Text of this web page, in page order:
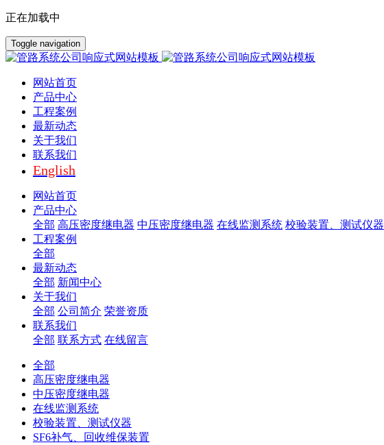
正在加载中
Toggle navigation
网站首页
产品中心
工程案例
最新动态
关于我们
联系我们
English
网站首页
产品中心
全部 高压密度继电器 中压密度继电器 在线监测系统 校验装置、测试仪器
工程案例
全部
最新动态
全部 新闻中心
关于我们
全部 公司简介 荣誉资质
联系我们
全部 联系方式 在线留言
全部
高压密度继电器
中压密度继电器
在线监测系统
校验装置、测试仪器
SF6补气、回收维保装置